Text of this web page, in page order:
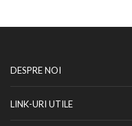
DESPRE NOI
LINK-URI UTILE